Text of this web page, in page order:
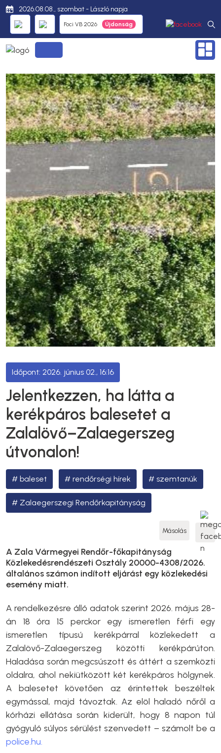
2026.08.08., szombat - László napja
Foci VB 2026
2026. június 02., 16:16
Jelentkezzen, ha látta a
kerékpáros balesetet a
Zalalövő–Zalaegerszeg
útvonalon!
baleset rendőrségi hírek szemtanúk
Zalaegerszegi Rendőrkapitányság
Másolás
A Zala Vármegyei Rendőr-főkapitányság
Közlekedésrendészeti Osztály 20000-4308/2026.
általános számon indított eljárást egy közlekedési
esemény miatt.
A rendelkezésre álló adatok szerint 2026. május 28-
án 18 óra 15 perckor egy ismeretlen férfi egy
ismeretlen típusú kerékpárral közlekedett a
Zalalövő-Zalaegerszeg közötti kerékpárúton.
Haladása során megcsúszott és áttért a szemközti
oldalra, ahol nekiütközött két kerékpáros hölgynek.
A balesetet követően az érintettek beszéltek
egymással, majd távoztak. Az elöl haladó nőről a
kórházi ellátása során kiderült, hogy 8 napon túl
gyógyuló súlyos sérülést szenvedett – számolt be a
police.hu.